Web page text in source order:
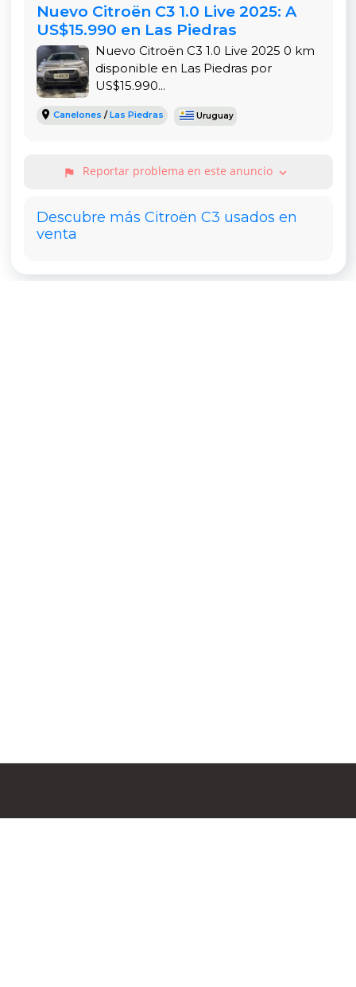
Nuevo Citroën C3 1.0 Live 2025: A
US$15.990 en Las Piedras
Nuevo Citroën C3 1.0 Live 2025 0 km
disponible en Las Piedras por
US$15.990...
Canelones /Las Piedras Uruguay
flag Reportar problema en este anuncio expand_more
Descubre más Citroën C3 usados en
venta